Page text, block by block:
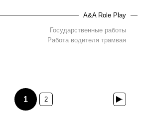
A&A Role Play
Государственные работы
Работа водителя трамвая
1 2